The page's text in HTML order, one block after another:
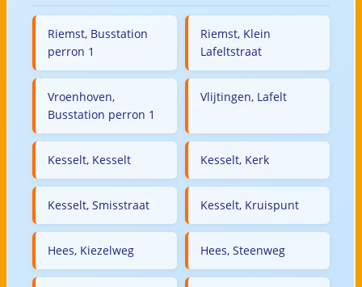
Riemst, Busstation
perron 1
Riemst, Klein
Lafeltstraat
Vroenhoven,
Busstation perron 1
Vlijtingen, Lafelt
Kesselt, Kesselt Kesselt, Kerk
Kesselt, Smisstraat Kesselt, Kruispunt
Hees, Kiezelweg Hees, Steenweg